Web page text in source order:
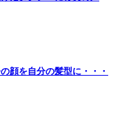
顔を自分の髪型に・・・